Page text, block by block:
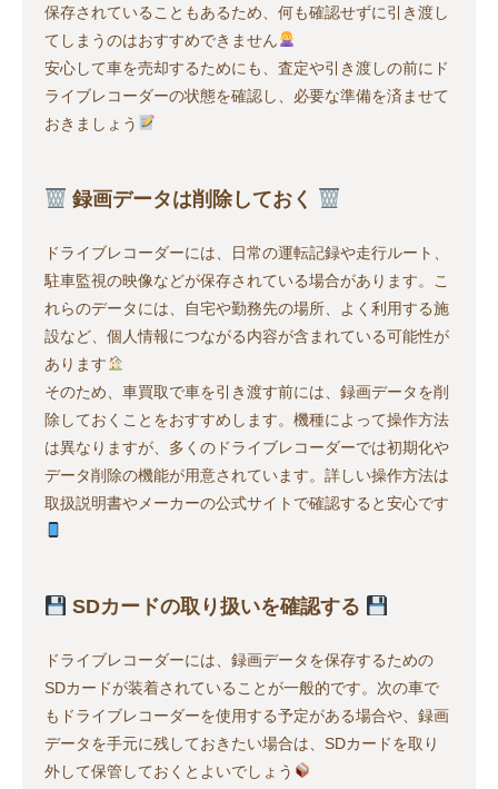
保存されていることもあるため、何も確認せずに引き渡し
てしまうのはおすすめできません
安心して車を売却するためにも、査定や引き渡しの前にド
ライブレコーダーの状態を確認し、必要な準備を済ませて
おきましょう
録画データは削除しておく
ドライブレコーダーには、日常の運転記録や走行ルート、
駐車監視の映像などが保存されている場合があります。こ
れらのデータには、自宅や勤務先の場所、よく利用する施
設など、個人情報につながる内容が含まれている可能性が
あります
そのため、車買取で車を引き渡す前には、録画データを削
除しておくことをおすすめします。機種によって操作方法
は異なりますが、多くのドライブレコーダーでは初期化や
データ削除の機能が用意されています。詳しい操作方法は
取扱説明書やメーカーの公式サイトで確認すると安心です
SDカードの取り扱いを確認する
ドライブレコーダーには、録画データを保存するための
SDカードが装着されていることが一般的です。次の車で
もドライブレコーダーを使用する予定がある場合や、録画
データを手元に残しておきたい場合は、SDカードを取り
外して保管しておくとよいでしょう